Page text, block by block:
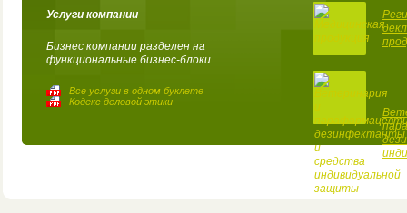
Услуги компании
Бизнес компании разделен на
функциональные бизнес-блоки
Все услуги в одном буклете
Кодекс деловой этики